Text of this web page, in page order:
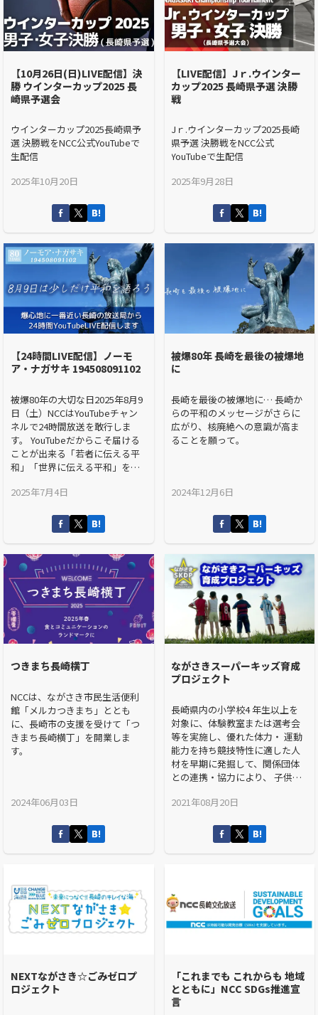
【10月26日(日)LIVE配信】決
勝 ウインターカップ2025 長
崎県予選会
ウインターカップ2025長崎県予
選 決勝戦をNCC公式YouTubeで
生配信
2025年10月20日
【LIVE配信】Jｒ.ウインター
カップ2025 長崎県予選 決勝
戦
Jｒ.ウインターカップ2025長崎
県予選 決勝戦をNCC公式
YouTubeで生配信
2025年9月28日
【24時間LIVE配信】ノーモ
ア・ナガサキ 194508091102
被爆80年の大切な日2025年8月9
日（土）NCCはYouTubeチャン
ネルで24時間放送を敢行しま
す。 YouTubeだからこそ届ける
ことが出来る「若者に伝える平
和」「世界に伝える平和」をテ
てない形で発信していきます。
2025年7月4日
被爆80年 長崎を最後の被爆地
に
長崎を最後の被爆地に… 長崎か
らの平和のメッセージがさらに
広がり、核廃絶への意識が高ま
ることを願って。
2024年12月6日
つきまち長崎横丁
NCCは、ながさき市民生活便利
館「メルカつきまち」ととも
に、長崎市の支援を受けて「つ
きまち長崎横丁」を開業しま
す。
2024年06月03日
ながさきスーパーキッズ育成
プロジェクト
長崎県内の小学校4 年生以上を
対象に、体験教室または選考会
等を実施し、優れた体力・ 運動
能力を持ち競技特性に適した人
材を早期に発掘して、関係団体
との連携・協力により、 子供た
継続的な育成を図り、将来オリ
トップレベルの選手を輩出する
ことを目的としております。
2021年08月20日
NEXTながさき☆ごみゼロプ
ロジェクト
「これまでも これからも 地域
とともに」NCC SDGs推進宣
言